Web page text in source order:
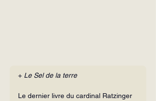
+ Le Sel de la terre
Le dernier livre du cardinal Ratzinger